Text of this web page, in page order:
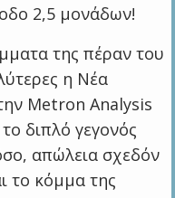
2,5 μονάδων!
της πέραν του
η Νέα
Metron Analysis
διπλό γεγονός
απώλεια σχεδόν
το κόμμα της